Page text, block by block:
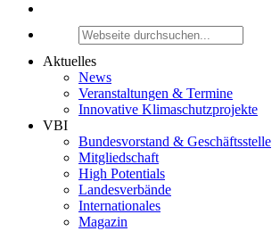
Aktuelles
News
Veranstaltungen & Termine
Innovative Klimaschutzprojekte
VBI
Bundesvorstand & Geschäftsstelle
Mitgliedschaft
High Potentials
Landesverbände
Internationales
Magazin